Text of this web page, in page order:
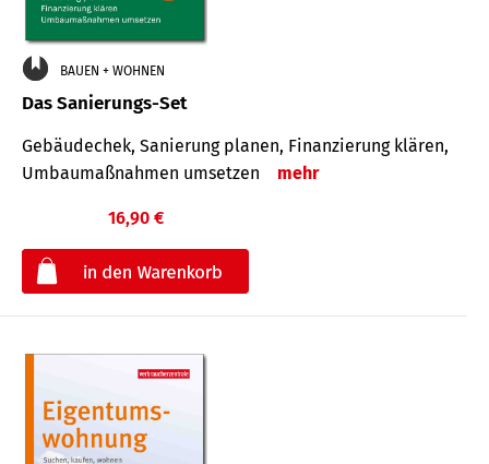
BAUEN + WOHNEN
Das Sanierungs-Set
Gebäudechek, Sanierung planen, Finanzierung klären,
Umbaumaßnahmen umsetzen
mehr
16,90 €